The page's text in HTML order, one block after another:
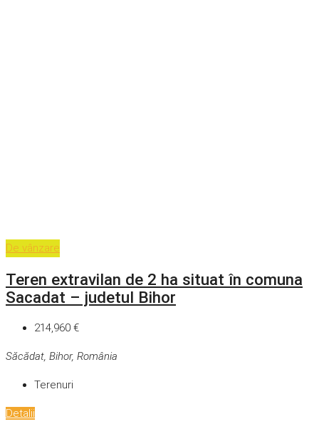
De vânzare
Teren extravilan de 2 ha situat în comuna
Sacadat – judetul Bihor
214,960 €
Săcădat, Bihor, România
Terenuri
Detalii